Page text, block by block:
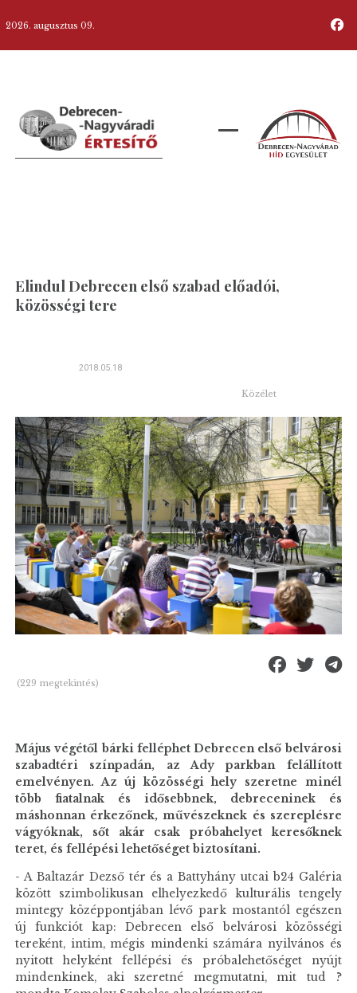
2026. augusztus 09.
Elindul Debrecen első szabad előadói,
közösségi tere
2018.05.18
Közélet
(229 megtekintés)
Május végétől bárki felléphet Debrecen első belvárosi
szabadtéri színpadán, az Ady parkban felállított
emelvényen. Az új közösségi hely szeretne minél
több fiatalnak és idősebbnek, debreceninek és
máshonnan érkezőnek, művészeknek és szereplésre
vágyóknak, sőt akár csak próbahelyet keresőknek
teret, és fellépési lehetőséget biztosítani.
- A Baltazár Dezső tér és a Battyhány utcai b24 Galéria
között szimbolikusan elhelyezkedő kulturális tengely
mintegy középpontjában lévő park mostantól egészen
új funkciót kap: Debrecen első belvárosi közösségi
tereként, intim, mégis mindenki számára nyilvános és
nyitott helyként fellépési és próbalehetőséget nyújt
mindenkinek, aki szeretné megmutatni, mit tud ?